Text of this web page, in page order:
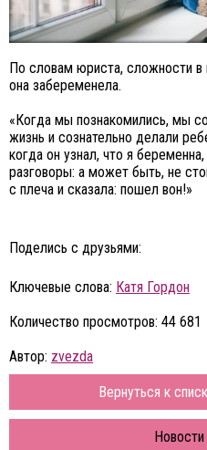
По словам юриста, сложности в
она забеременела.
«Когда мы познакомились, мы
жизнь и сознательно делали
когда он узнал, что я
разговоры: а может быть, не
с плеча и сказала: пошел вон!»
Поделись с друзьями:
Ключевые слова: Катя Гордон
Количество просмотров: 44 681
Автор: zvezda
Вернуться к